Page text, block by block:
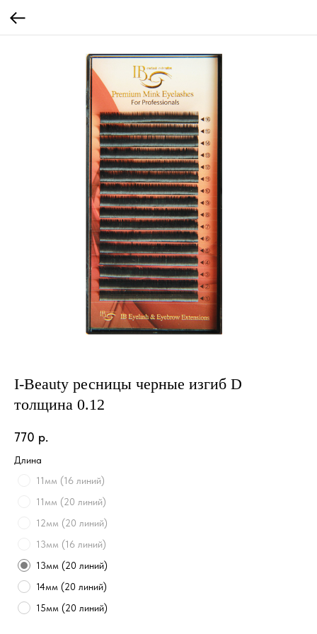
I-Beauty ресницы черные изгиб D
толщина 0.12
770 р.
Длина
11мм (16 линий)
11мм (20 линий)
12мм (20 линий)
13мм (16 линий)
13мм (20 линий)
14мм (20 линий)
15мм (20 линий)